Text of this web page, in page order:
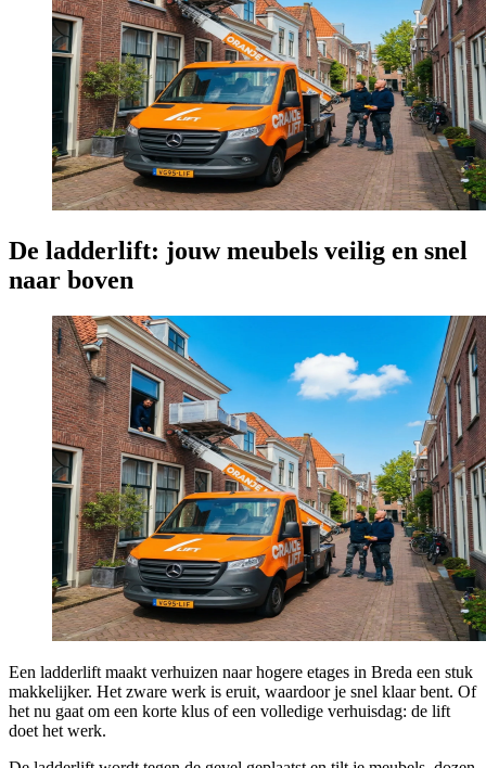
De ladderlift: jouw meubels veilig en snel
naar boven
Een ladderlift maakt verhuizen naar hogere etages in Breda een stuk
makkelijker. Het zware werk is eruit, waardoor je snel klaar bent. Of
het nu gaat om een korte klus of een volledige verhuisdag: de lift
doet het werk.